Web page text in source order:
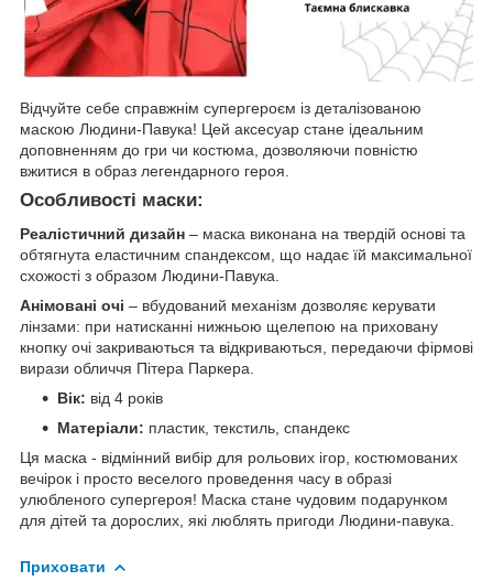
Відчуйте себе справжнім супергероєм із деталізованою
маскою Людини-Павука! Цей аксесуар стане ідеальним
доповненням до гри чи костюма, дозволяючи повністю
вжитися в образ легендарного героя.
Особливості маски:
Реалістичний дизайн – маска виконана на твердій основі та
обтягнута еластичним спандексом, що надає їй максимальної
схожості з образом Людини-Павука.
Анімовані очі – вбудований механізм дозволяє керувати
лінзами: при натисканні нижньою щелепою на приховану
кнопку очі закриваються та відкриваються, передаючи фірмові
вирази обличчя Пітера Паркера.
Вік: від 4 років
Матеріали: пластик, текстиль, спандекс
Ця маска - відмінний вибір для рольових ігор, костюмованих
вечірок і просто веселого проведення часу в образі
улюбленого супергероя! Маска стане чудовим подарунком
для дітей та дорослих, які люблять пригоди Людини-павука.
Приховати